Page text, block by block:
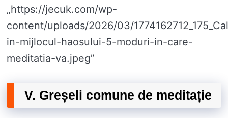
„https://jecuk.com/wp-
content/uploads/2026/03/
in-mijlocul-haosului-5-moduri-in-care-
meditatia-va.jpeg”
V. Greșeli comune de meditație